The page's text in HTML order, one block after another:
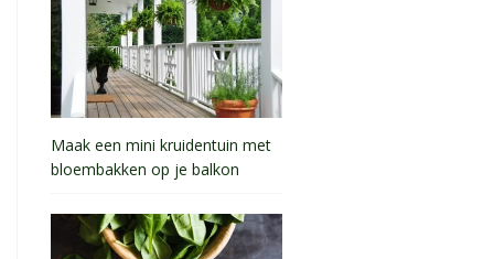
Maak een mini kruidentuin met
bloembakken op je balkon